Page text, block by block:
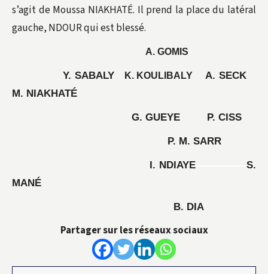
s’agit de Moussa NIAKHATÉ. Il prend la place du latéral
gauche, NDOUR qui est blessé.
A. GOMIS
Y. SABALY K. KOULIBALY
A. SECK
M. NIAKHATÉ
G. GUEYE P. CISS
P. M. SARR
I. NDIAYE
S.
MANÉ
B. DIA
Partager sur les réseaux sociaux